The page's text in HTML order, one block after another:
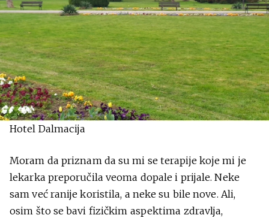
Hotel Dalmacija
Moram da priznam da su mi se terapije koje mi je
lekarka preporučila veoma dopale i prijale. Neke
sam već ranije koristila, a neke su bile nove. Ali,
osim što se bavi fizičkim aspektima zdravlja,